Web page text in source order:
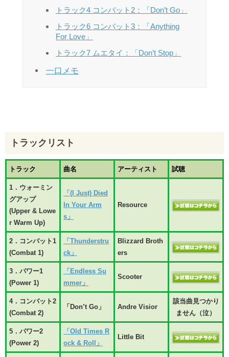
トラック4 コンバット2：「Don’t Go」
トラック6 コンバット3：「Anything
For Love」
トラック7 ムエタイ：「Don’t Stop」
一口メモ
トラックリスト
トラック 曲名 アーティスト 試聴
1．ウォーミン
グアップ
(Upper & Lowe
r Warm Up)
「(I Just) Died
In Your Arm
s」
Resource
2．コンバット1
(Combat 1)
「Thunderstru
ck」
Blizzard Broth
ers
3．パワー1
(Power 1)
「Endless Su
mmer」
Scooter
4．コンバット2
(Combat 2)
「Don’t Go」 Andre Visior
該当曲見つかり
ません（泣）
5．パワー2
(Power 2)
「Old Times R
ock & Roll」
Little Bit